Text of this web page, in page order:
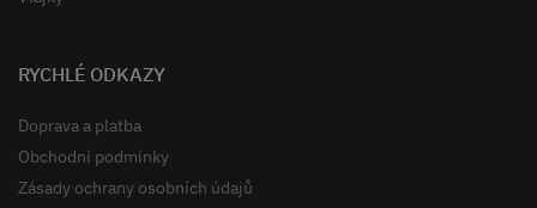
RYCHLÉ ODKAZY
Doprava a platba
Obchodní podmínky
Zásady ochrany osobních údajů